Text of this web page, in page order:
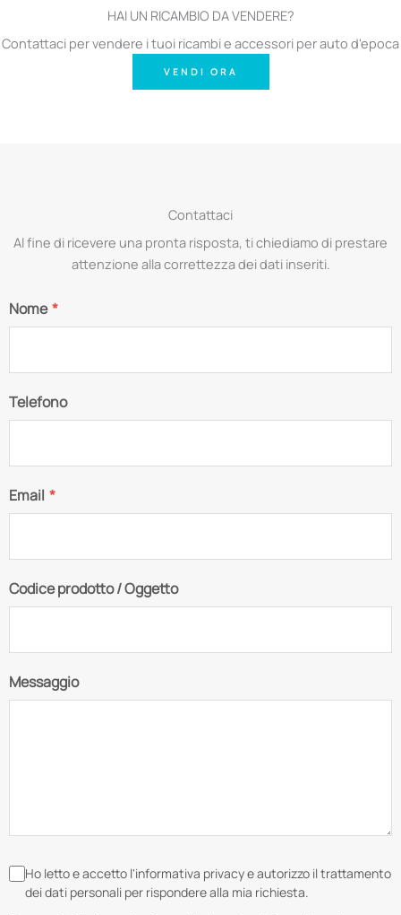
HAI UN RICAMBIO DA VENDERE?
Contattaci per vendere i tuoi ricambi e accessori per auto d'epoca
VENDI ORA
Contattaci
Al fine di ricevere una pronta risposta, ti chiediamo di prestare
attenzione alla correttezza dei dati inseriti.
Nome*
Telefono
Email *
Codice prodotto / Oggetto
Messaggio
Ho letto e accetto l'informativa privacy e autorizzo il trattamento
dei dati personali per rispondere alla mia richiesta.